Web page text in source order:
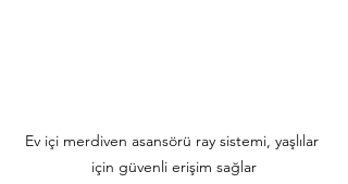
Ev içi merdiven asansörü ray sistemi, yaşlılar
için güvenli erişim sağlar